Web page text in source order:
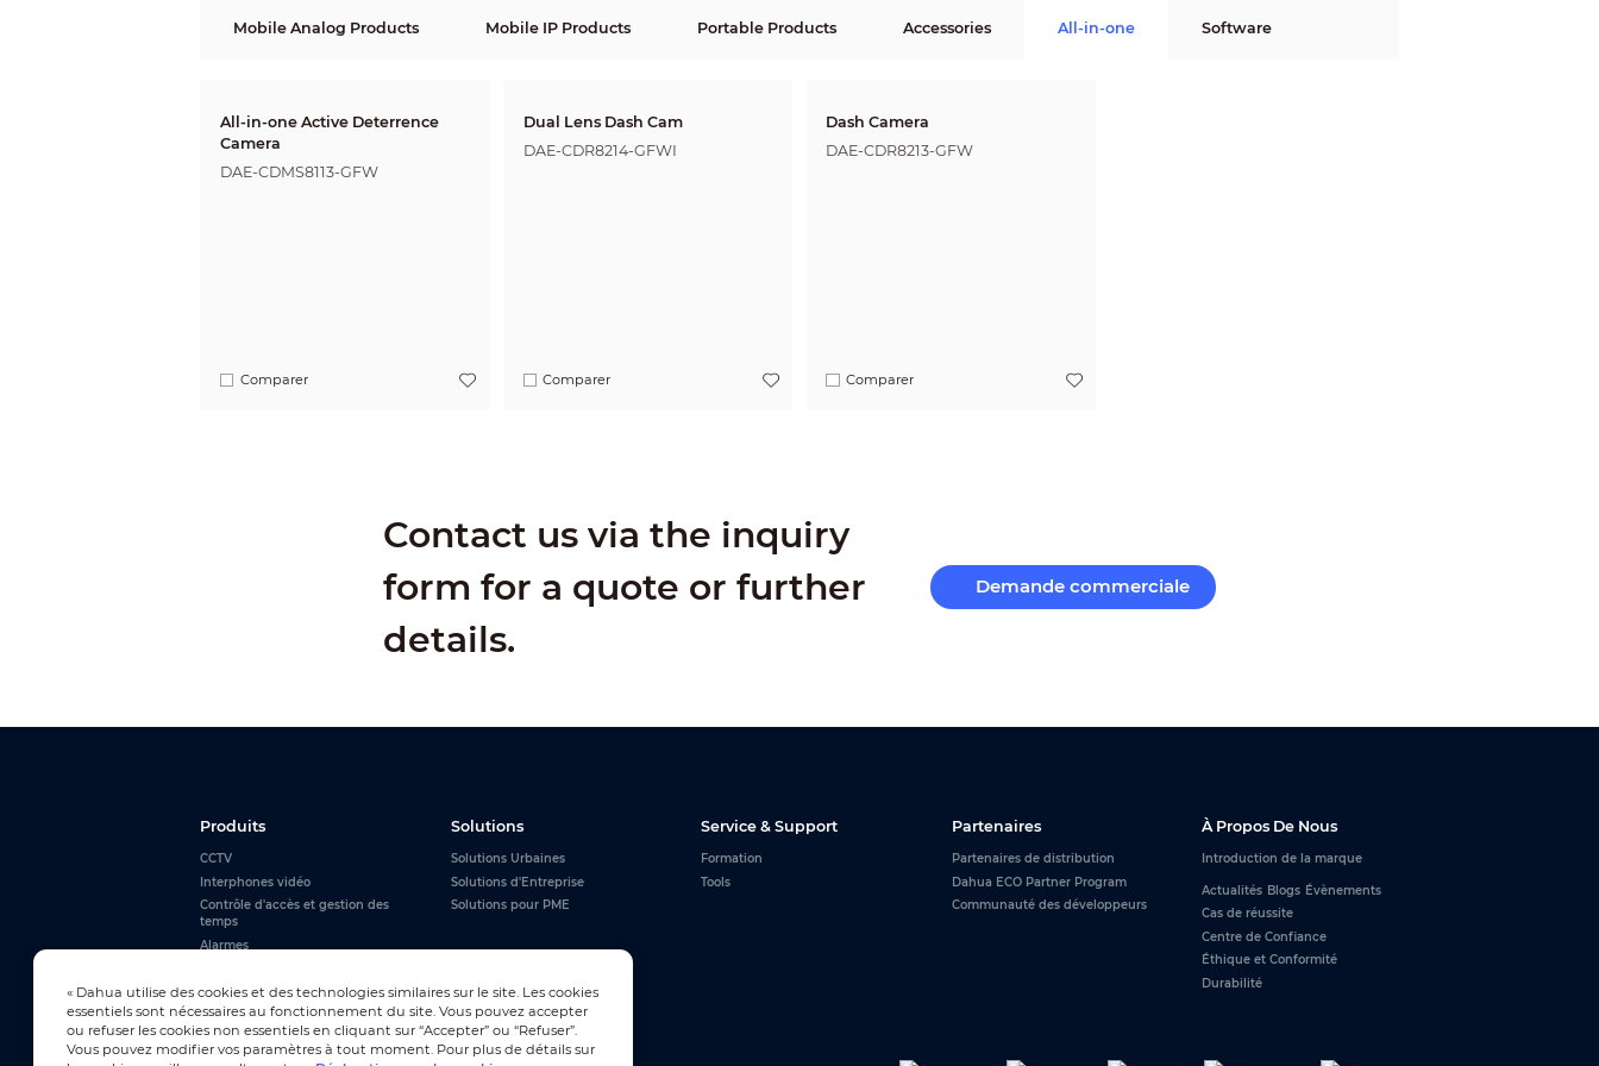
Mobile Analog Products Mobile IP Products Portable Products Accessories All-in-one Software
All-in-one Active Deterrence
Camera
DAE-CDMS8113-GFW
Comparer
Dual Lens Dash Cam
DAE-CDR8214-GFWI
Comparer
Dash Camera
DAE-CDR8213-GFW
Comparer
Contact us via the inquiry
form for a quote or further
details.
Demande commerciale
Produits
CCTV
Interphones vidéo
Contrôle d'accès et gestion des
temps
Alarmes
Tout voir
Solutions
Solutions Urbaines
Solutions d'Entreprise
Solutions pour PME
Service & Support
Formation
Tools
Partenaires
Partenaires de distribution
Dahua ECO Partner Program
Communauté des développeurs
À Propos De Nous
Introduction de la marque
Actualités Blogs Évènements
Cas de réussite
Centre de Confiance
Éthique et Conformité
Durabilité
« Dahua utilise des cookies et des technologies similaires sur le site. Les cookies
essentiels sont nécessaires au fonctionnement du site. Vous pouvez accepter
ou refuser les cookies non essentiels en cliquant sur “Accepter” ou “Refuser”.
Vous pouvez modifier vos paramètres à tout moment. Pour plus de détails sur